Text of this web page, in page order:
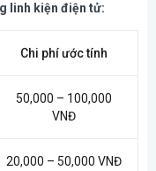
linh kiện điện tử:
Chi phí ước tính
50,000 – 100,000
VNĐ
20,000 – 50,000 VNĐ